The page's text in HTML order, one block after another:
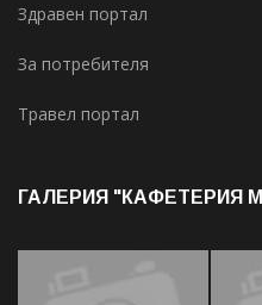
Здравен портал
За потребителя
Травел портал
ГАЛЕРИЯ "КАФЕТЕРИЯ